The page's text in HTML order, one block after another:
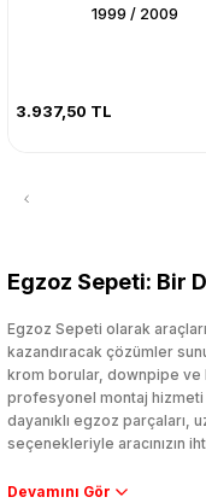
1999 / 2009
3.937,50 TL
Egzoz Sepeti: Bir
Egzoz Sepeti olarak
kazandıracak çözümler
krom borular, downpipe ve
profesyonel montaj hizmeti
dayanıklı egzoz
seçenekleriyle aracınızın
Performans artışı isteyen